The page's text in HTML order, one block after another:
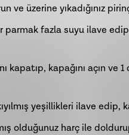
ve üzerine yıkadığınız
parmak fazla suyu ilave
kapatıp, kapağını açın ve
yeşillikleri ilave edip,
olduğunuz harç ile